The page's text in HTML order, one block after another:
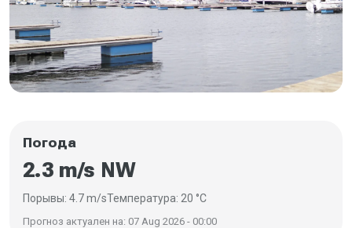
Погода
2.3 m/s NW
Порывы: 4.7 m/sТемпература: 20 °C
Прогноз актуален на: 07 Aug 2026 - 00:00